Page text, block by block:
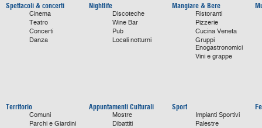
Spettacoli & concerti
Cinema
Teatro
Concerti
Danza
Nightlife
Discoteche
Wine Bar
Pub
Locali notturni
Mangiare & Bere
Ristoranti
Pizzerie
Cucina Veneta
Gruppi
Enogastronomici
Vini e grappe
Territorio
Comuni
Parchi e Giardini
Appuntamenti Culturali
Mostre
Dibattiti
Sport
Impianti Sportivi
Palestre